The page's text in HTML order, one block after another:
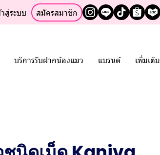
าสู่ระบบ สมัครสมาชิก
บริการรับฝากน้องแมว แบรนด์ เพิ่มเติม